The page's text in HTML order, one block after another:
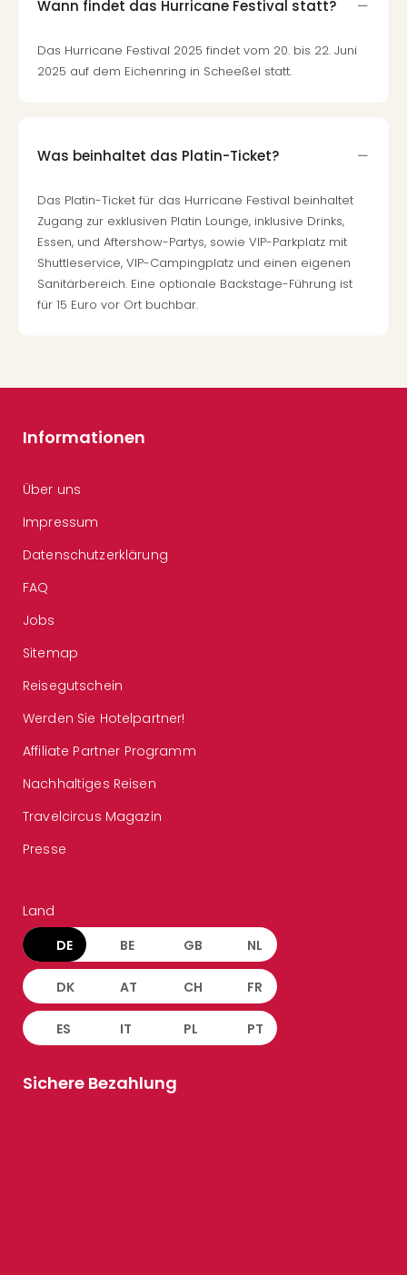
Wann findet das Hurricane Festival statt?
Das Hurricane Festival 2025 findet vom 20. bis 22. Juni
2025 auf dem Eichenring in Scheeßel statt​.
Was beinhaltet das Platin-Ticket?
Das Platin-Ticket für das Hurricane Festival beinhaltet
Zugang zur exklusiven Platin Lounge, inklusive Drinks,
Essen, und Aftershow-Partys, sowie VIP-Parkplatz mit
Shuttleservice, VIP-Campingplatz und einen eigenen
Sanitärbereich. Eine optionale Backstage-Führung ist
für 15 Euro vor Ort buchbar​.
Informationen
Über uns
Impressum
Datenschutzerklärung
FAQ
Jobs
Sitemap
Reisegutschein
Werden Sie Hotelpartner!
Affiliate Partner Programm
Nachhaltiges Reisen
Travelcircus Magazin
Presse
Land
DE BE GB NL
DK AT CH FR
ES IT PL PT
Sichere Bezahlung